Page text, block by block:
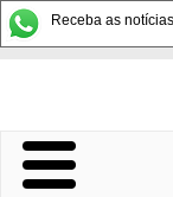
Receba as